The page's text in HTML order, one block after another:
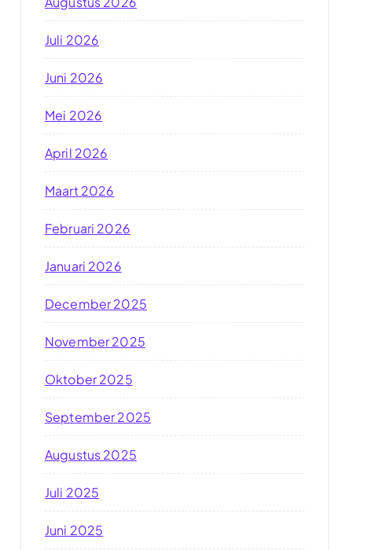
Juli 2026
Juni 2026
Mei 2026
April 2026
Maart 2026
Februari 2026
Januari 2026
December 2025
November 2025
Oktober 2025
September 2025
Augustus 2025
Juli 2025
Juni 2025